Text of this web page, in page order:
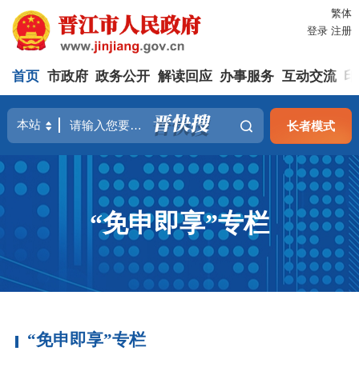
繁体
登录 注册
首页 市政府 政务公开 解读回应 办事服务 互动交流
长者模式
“免申即享”专栏
“免申即享”专栏